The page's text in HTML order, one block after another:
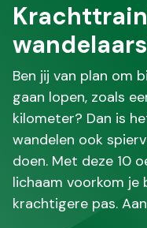
Ben jij van plan om
gaan lopen, zoals
kilometer? Dan is
wandelen ook
doen. Met deze 10
lichaam voorkom je
krachtigere pas.